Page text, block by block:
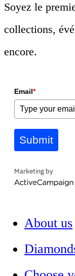
Soyez le
collections,
encore.
Email*
Submit
Marketing by
ActiveCampaign
About us